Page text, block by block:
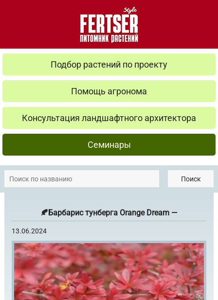
Подбор растений по проекту
Помощь агронома
Консультация ландшафтного архитектора
Семинары
Поиск
🍂Барбарис тунберга Orange Dream —
13.06.2024